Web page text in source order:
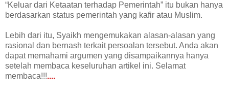
“Keluar dari Ketaatan terhadap Pemerintah” itu bukan hanya
berdasarkan status pemerintah yang kafir atau Muslim.
Lebih dari itu, Syaikh mengemukakan alasan-alasan yang
rasional dan bernash terkait persoalan tersebut. Anda akan
dapat memahami argumen yang disampaikannya hanya
setelah membaca keseluruhan artikel ini. Selamat
membaca!!!....